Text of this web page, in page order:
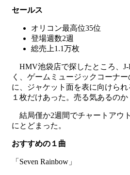
セールス
オリコン最高位35位
登場週数2週
総売上1.1万枚
HMV池袋店で探したところ、J-
く、ゲームミュージックコーナ
に、ジャケット面を表に向けら
１枚だけあった。売る気あるのか
結局僅か2週間でチャートアウ
にとどまった。
おすすめの１曲
「Seven Rainbow」